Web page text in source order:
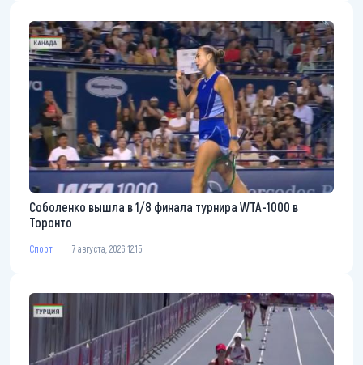
Соболенко вышла в 1/8 финала турнира WTA-1000 в
Торонто
Спорт 7 августа, 2026 12:15